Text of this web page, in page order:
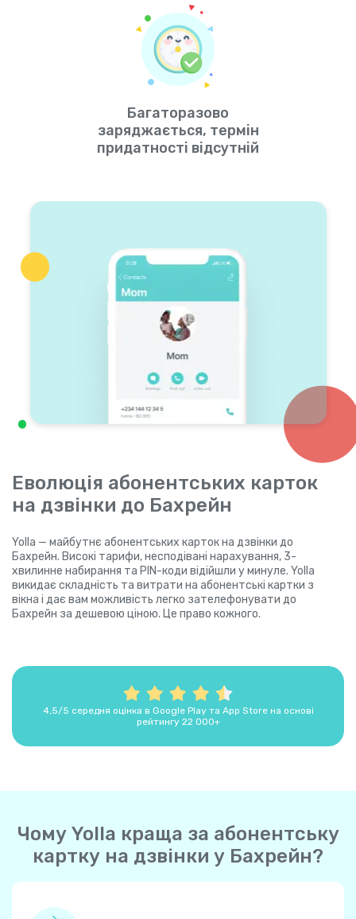
Багаторазово
заряджається, термін
придатності відсутній
Еволюція абонентських карток
на дзвінки до Бахрейн
Yolla — майбутнє абонентських карток на дзвінки до
Бахрейн. Високі тарифи, несподівані нарахування, 3-
хвилинне набирання та PIN-коди відійшли у минуле. Yolla
викидає складність та витрати на абонентські картки з
вікна і дає вам можливість легко зателефонувати до
Бахрейн за дешевою ціною. Це право кожного.
4,5/5 середня оцінка в Google Play та App Store на основі
рейтингу 22 000+
Чому Yolla краща за абонентську
картку на дзвінки у Бахрейн?